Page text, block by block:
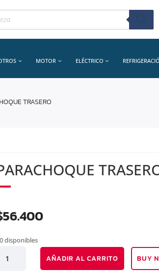
MOTOR ELÉCTRICO
TRASERO
56.400
disponibles
PARACHOQUE
TRASERO
AÑADIR AL CARRITO BUY